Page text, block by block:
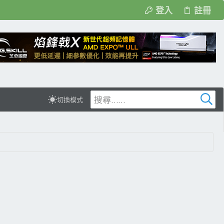
登入 註冊
切換模式